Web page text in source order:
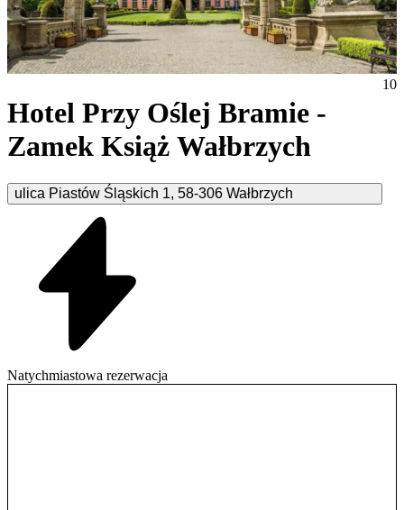
Hotel Przy Oślej Bramie -
Zamek Książ Wałbrzych
ulica Piastów Śląskich 1, 58-306 Wałbrzych
10
Natychmiastowa rezerwacja